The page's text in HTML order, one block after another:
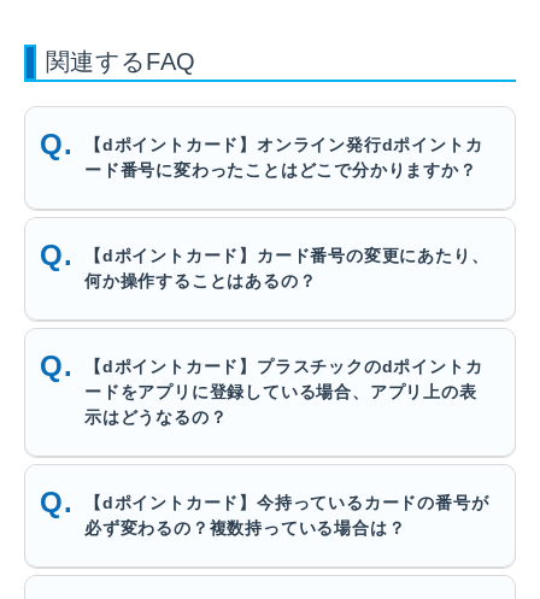
関連するFAQ
【dポイントカード】オンライン発行dポイントカ
ード番号に変わったことはどこで分かりますか？
【dポイントカード】カード番号の変更にあたり、
何か操作することはあるの？
【dポイントカード】プラスチックのdポイントカ
ードをアプリに登録している場合、アプリ上の表
示はどうなるの？
【dポイントカード】今持っているカードの番号が
必ず変わるの？複数持っている場合は？